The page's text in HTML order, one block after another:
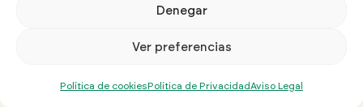
Denegar
Ver preferencias
Política de cookiesPolítica de PrivacidadAviso Legal